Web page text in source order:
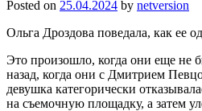
Posted on 25.04.2024 by netversion
Ольга Дроздова поведала, как ее
Это произошло, когда они еще не
назад, когда они с Дмитрием
девушка категорически
на съемочную площадку, а затем